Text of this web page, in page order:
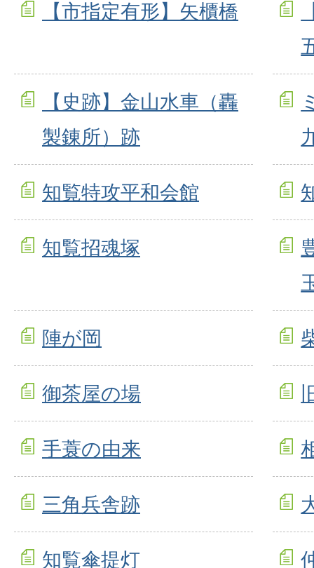
【市指定有形】矢櫃橋
【史跡】金山水車（轟
製錬所）跡
知覧特攻平和会館
知覧招魂塚
陣が岡
御茶屋の場
手蓑の由来
三角兵舎跡
知覧傘提灯